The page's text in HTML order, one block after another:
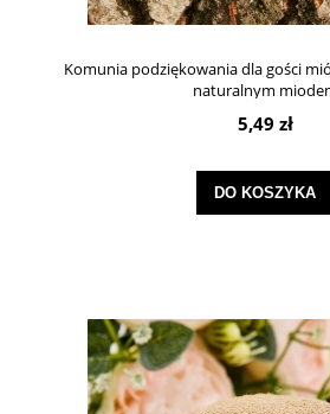
Komunia podziękowania dla gości
naturalnym
5,49 zł
DO KOSZYKA